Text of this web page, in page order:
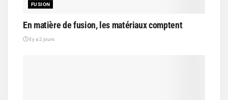
FUSION
En matière de fusion, les matériaux comptent
il y a 2 jours